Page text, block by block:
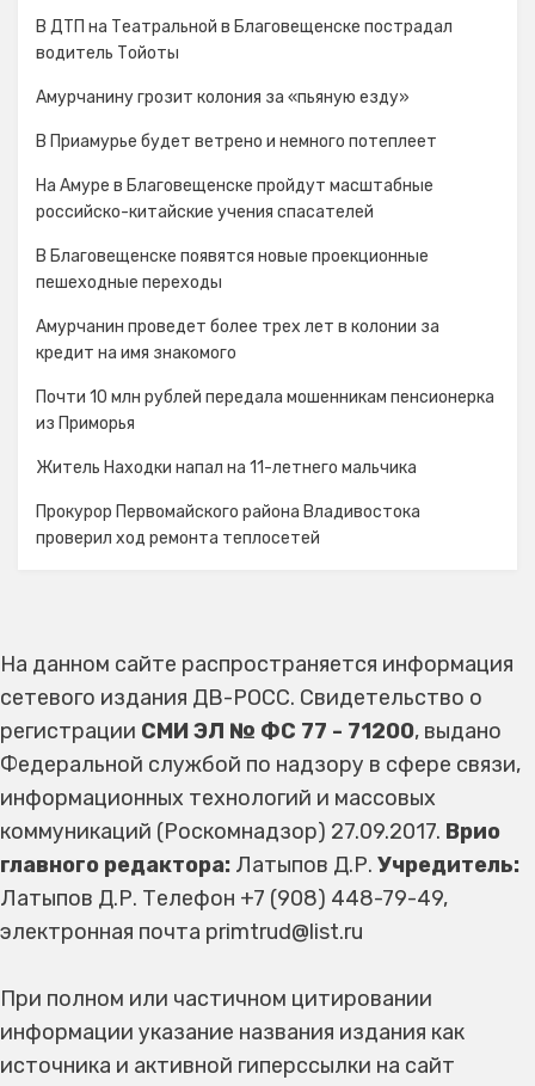
В ДТП на Театральной в Благовещенске пострадал
водитель Тойоты
Амурчанину грозит колония за «пьяную езду»
В Приамурье будет ветрено и немного потеплеет
На Амуре в Благовещенске пройдут масштабные
российско-китайские учения спасателей
В Благовещенске появятся новые проекционные
пешеходные переходы
Амурчанин проведет более трех лет в колонии за
кредит на имя знакомого
Почти 10 млн рублей передала мошенникам пенсионерка
из Приморья
Житель Находки напал на 11-летнего мальчика
Прокурор Первомайского района Владивостока
проверил ход ремонта теплосетей
На данном сайте распространяется информация
сетевого издания ДВ-РОСС. Свидетельство о
регистрации СМИ ЭЛ № ФС 77 - 71200, выдано
Федеральной службой по надзору в сфере связи,
информационных технологий и массовых
коммуникаций (Роскомнадзор) 27.09.2017. Врио
главного редактора: Латыпов Д.Р. Учредитель:
Латыпов Д.Р. Телефон +7 (908) 448-79-49,
электронная почта primtrud@list.ru
При полном или частичном цитировании
информации указание названия издания как
источника и активной гиперссылки на сайт